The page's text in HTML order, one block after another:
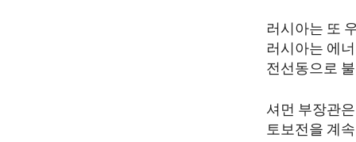
러시아는 또
러시아는 에
전선동으로
셔먼 부장관
토보전을 계